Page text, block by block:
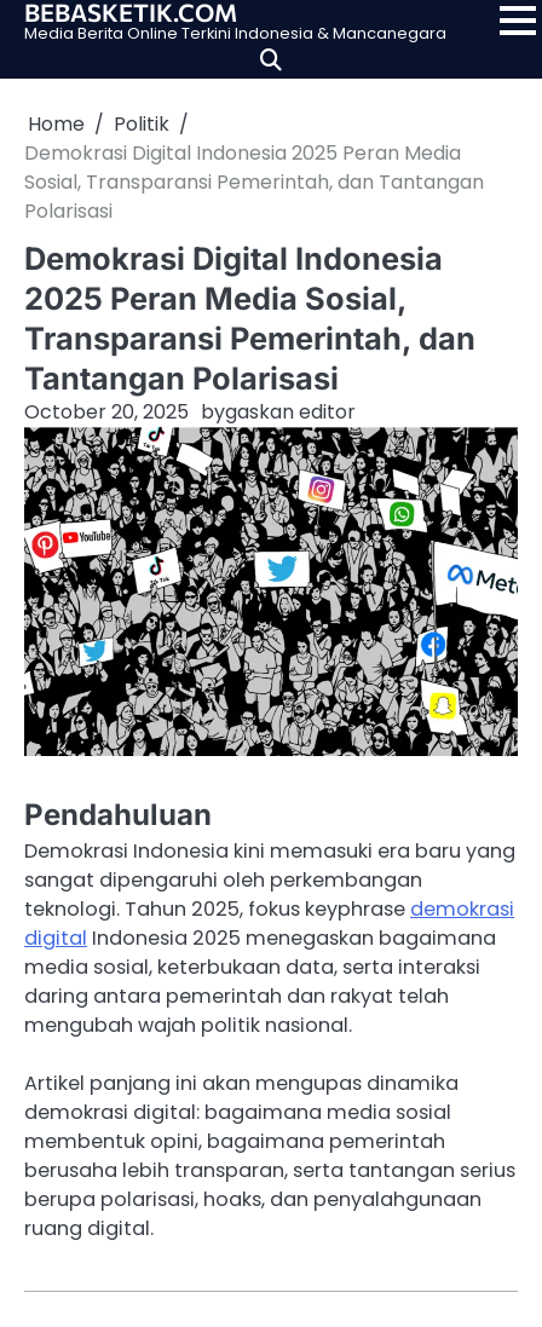
SkipBEBASKETIK.COM
Media Berita Online Terkini Indonesia & Mancanegara
Home
Politik
Demokrasi Digital Indonesia 2025 Peran Media
Sosial, Transparansi Pemerintah, dan Tantangan
Polarisasi
Demokrasi Digital Indonesia
2025 Peran Media Sosial,
Transparansi Pemerintah, dan
Tantangan Polarisasi
October 20, 2025 bygaskan editor
Pendahuluan
Demokrasi Indonesia kini memasuki era baru yang
sangat dipengaruhi oleh perkembangan
teknologi. Tahun 2025, fokus keyphrase demokrasi
digital Indonesia 2025 menegaskan bagaimana
media sosial, keterbukaan data, serta interaksi
daring antara pemerintah dan rakyat telah
mengubah wajah politik nasional.
Artikel panjang ini akan mengupas dinamika
demokrasi digital: bagaimana media sosial
membentuk opini, bagaimana pemerintah
berusaha lebih transparan, serta tantangan serius
berupa polarisasi, hoaks, dan penyalahgunaan
ruang digital.